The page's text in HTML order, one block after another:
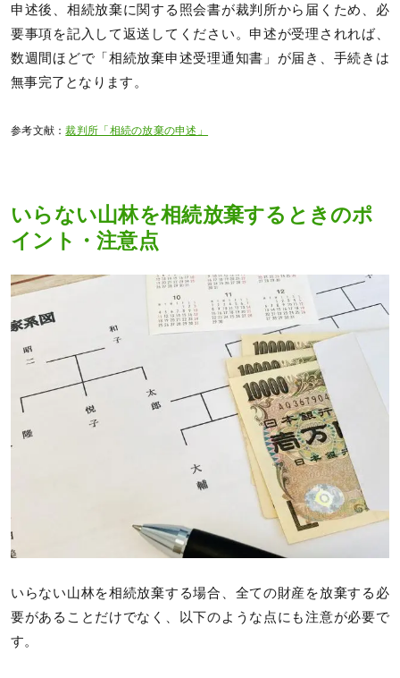
申述後、相続放棄に関する照会書が裁判所から届くため、必
要事項を記入して返送してください。申述が受理されれば、
数週間ほどで「相続放棄申述受理通知書」が届き、手続きは
無事完了となります。
参考文献：裁判所「相続の放棄の申述」
いらない山林を相続放棄するときのポ
イント・注意点
いらない山林を相続放棄する場合、全ての財産を放棄する必
要があることだけでなく、以下のような点にも注意が必要で
す。